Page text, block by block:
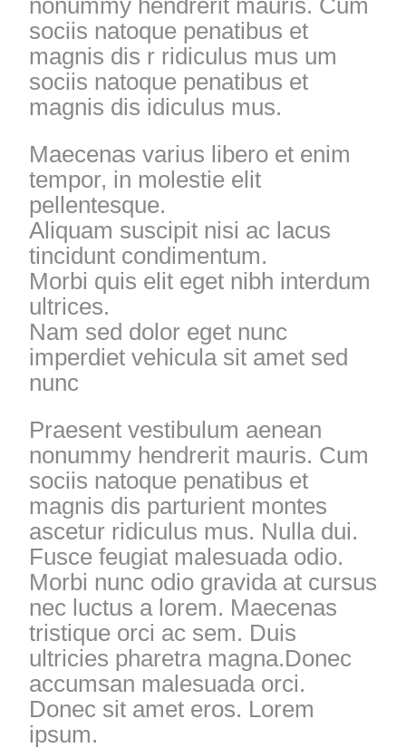
nonummy hendrerit mauris. Cum
sociis natoque penatibus et
magnis dis r ridiculus mus um
sociis natoque penatibus et
magnis dis idiculus mus.
Maecenas varius libero et enim
tempor, in molestie elit
pellentesque.
Aliquam suscipit nisi ac lacus
tincidunt condimentum.
Morbi quis elit eget nibh interdum
ultrices.
Nam sed dolor eget nunc
imperdiet vehicula sit amet sed
nunc
Praesent vestibulum aenean
nonummy hendrerit mauris. Cum
sociis natoque penatibus et
magnis dis parturient montes
ascetur ridiculus mus. Nulla dui.
Fusce feugiat malesuada odio.
Morbi nunc odio gravida at cursus
nec luctus a lorem. Maecenas
tristique orci ac sem. Duis
ultricies pharetra magna.Donec
accumsan malesuada orci.
Donec sit amet eros. Lorem
ipsum.